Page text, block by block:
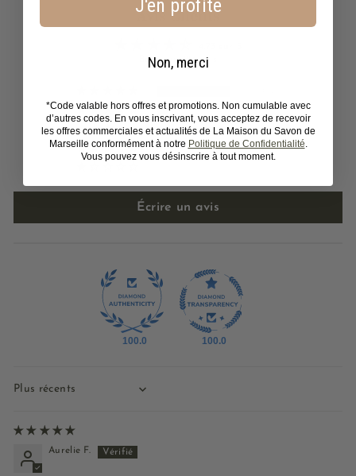
Avis Clients
Basé sur 487 avis
62
10
4
Écrire un avis
100.0 100.0
Sort by
Aurelie F.
J'en profite
Non, merci
*Code valable hors offres et promotions. Non cumulable avec
d’autres codes. En vous inscrivant, vous acceptez de recevoir
les offres commerciales et actualités de La Maison du Savon de
Marseille conformément à notre Politique de Confidentialité
Vous pouvez vous désinscrire à tout moment.